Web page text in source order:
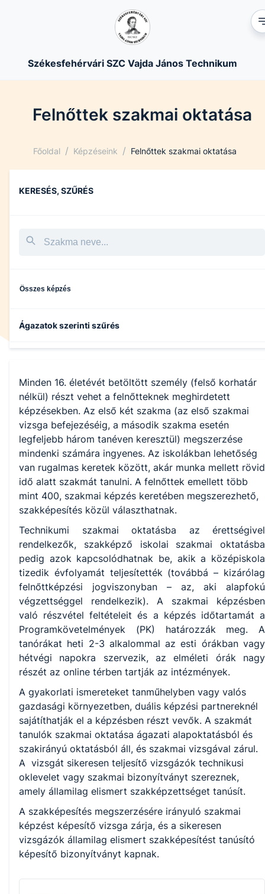
Székesfehérvári SZC Vajda János Technikum
Felnőttek szakmai oktatása
Főoldal / Képzéseink / Felnőttek szakmai oktatása
KERESÉS, SZŰRÉS
Összes képzés
Ágazatok szerinti szűrés
Közlekedés és szállítmányozás
Gazdálkodás és menedzsment
Minden 16. életévét betöltött személy (felső korhatár
nélkül) részt vehet a felnőtteknek meghirdetett
képzésekben. Az első két szakma (az első szakmai
vizsga befejezéséig, a második szakma esetén
legfeljebb három tanéven keresztül) megszerzése
mindenki számára ingyenes. Az iskolákban lehetőség
van rugalmas keretek között, akár munka mellett rövid
idő alatt szakmát tanulni. A felnőttek emellett több
mint 400, szakmai képzés keretében megszerezhető,
szakképesítés közül választhatnak.
Technikumi szakmai oktatásba az érettségivel
rendelkezők, szakképző iskolai szakmai oktatásba
pedig azok kapcsolódhatnak be, akik a középiskola
tizedik évfolyamát teljesítették (továbbá – kizárólag
felnőttképzési jogviszonyban – az, aki alapfokú
végzettséggel rendelkezik). A szakmai képzésben
való részvétel feltételeit és a képzés időtartamát a
Programkövetelmények (PK) határozzák meg. A
tanórákat heti 2-3 alkalommal az esti órákban vagy
hétvégi napokra szervezik, az elméleti órák nagy
részét az online térben tartják az intézmények.
A gyakorlati ismereteket tanműhelyben vagy valós
gazdasági környezetben, duális képzési partnereknél
sajátíthatják el a képzésben részt vevők. A szakmát
tanulók szakmai oktatása ágazati alapoktatásból és
szakirányú oktatásból áll, és szakmai vizsgával zárul.
A vizsgát sikeresen teljesítő vizsgázók technikusi
oklevelet vagy szakmai bizonyítványt szereznek,
amely államilag elismert szakképzettséget tanúsít.
A szakképesítés megszerzésére irányuló szakmai
képzést képesítő vizsga zárja, és a sikeresen
vizsgázók államilag elismert szakképesítést tanúsító
képesítő bizonyítványt kapnak.